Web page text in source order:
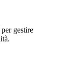
gestire